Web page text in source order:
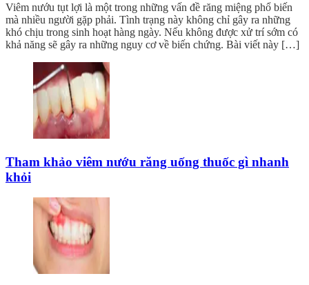
Viêm nướu tụt lợi là một trong những vấn đề răng miệng phổ biến
mà nhiều người gặp phải. Tình trạng này không chỉ gây ra những
khó chịu trong sinh hoạt hàng ngày. Nếu không được xử trí sớm có
khả năng sẽ gây ra những nguy cơ về biến chứng. Bài viết này […]
Tham khảo viêm nướu răng uống thuốc gì nhanh
khỏi